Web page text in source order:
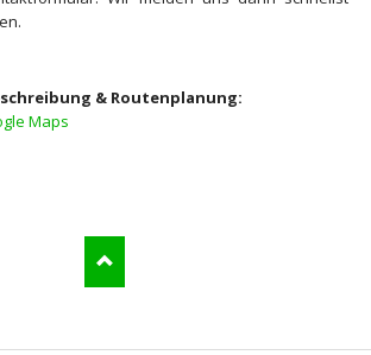
& Routenplanung:
Maps